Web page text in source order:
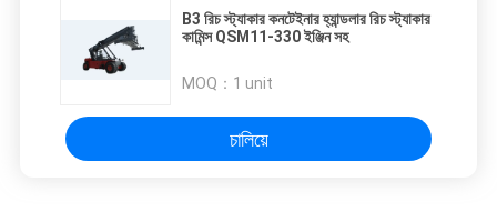
B3 রিচ স্ট্যাকার কনটেইনার হ্যান্ডলার রিচ স্ট্যাকার
কামিন্স QSM11-330 ইঞ্জিন সহ
MOQ： 1 unit
চালিয়ে